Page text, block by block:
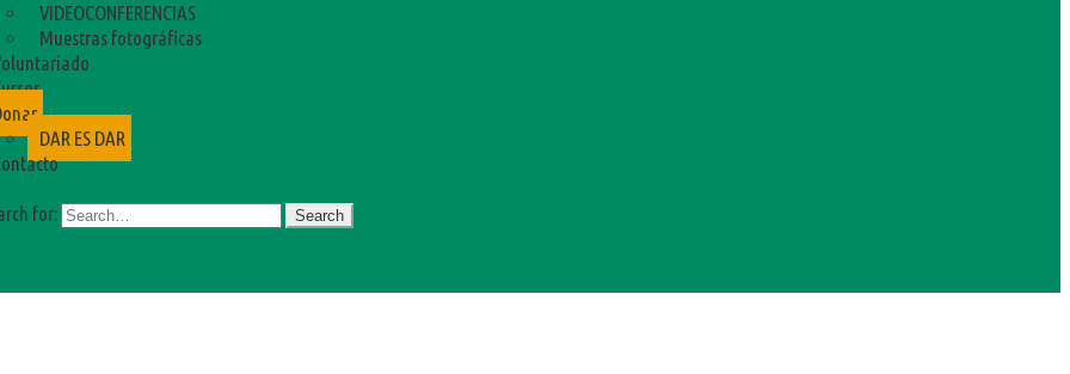
VIDEOCONFERENCIAS
Muestras fotográficas
DAR ES DAR
for: